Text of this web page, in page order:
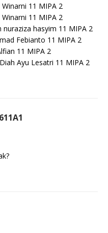
11 MIPA 2
11 MIPA 2
hasyim 11 MIPA 2
Febianto 11 MIPA 2
11 MIPA 2
Ayu Lesatri 11 MIPA 2